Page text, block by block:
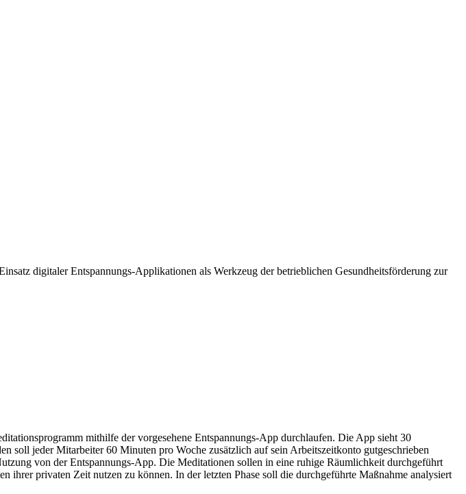
digitaler Entspannungs-Applikationen als Werkzeug der betrieblichen Gesundheitsförderung zur
mithilfe der vorgesehene Entspannungs-App durchlaufen. Die App sieht 30
jeder Mitarbeiter 60 Minuten pro Woche zusätzlich auf sein Arbeitszeitkonto gutgeschrieben
von der Entspannungs-App. Die Meditationen sollen in eine ruhige Räumlichkeit durchgeführt
privaten Zeit nutzen zu können. In der letzten Phase soll die durchgeführte Maßnahme analysiert